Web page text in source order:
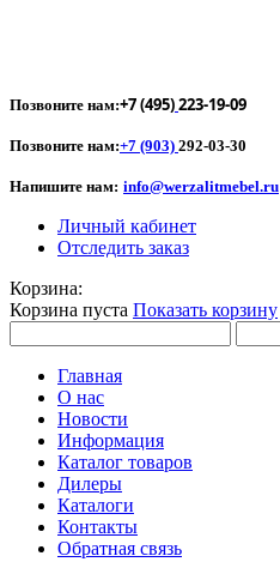
Позвоните нам:+7 (495)223-19-09
Позвоните нам:+7 (903) 292-03-30
Напишите нам: info@werzalitmebel.ru
Личный кабинет
Отследить заказ
Корзина:
Корзина пуста Показать корзину
Главная
О нас
Новости
Информация
Каталог товаров
Дилеры
Каталоги
Контакты
Обратная связь